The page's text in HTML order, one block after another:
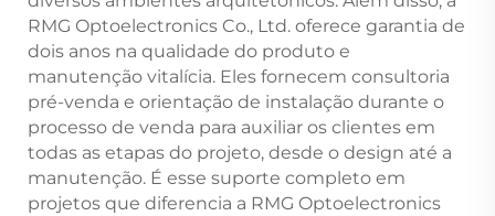
RMG Optoelectronics Co., Ltd. oferece garantia de
dois anos na qualidade do produto e
manutenção vitalícia. Eles fornecem consultoria
pré-venda e orientação de instalação durante o
processo de venda para auxiliar os clientes em
todas as etapas do projeto, desde o design até a
manutenção. É esse suporte completo em
projetos que diferencia a RMG Optoelectronics